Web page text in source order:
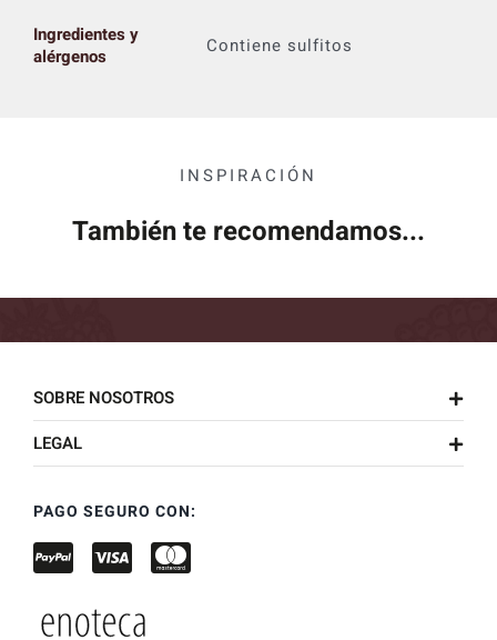
Ingredientes y
alérgenos
Contiene sulfitos
INSPIRACIÓN
También te recomendamos...
SOBRE NOSOTROS
LEGAL
PAGO SEGURO CON: